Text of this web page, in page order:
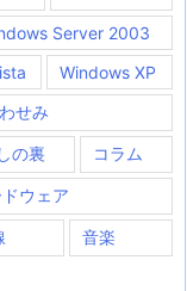
Server 2003
Windows XP
せみ
の裏 コラム
ウェア
音楽